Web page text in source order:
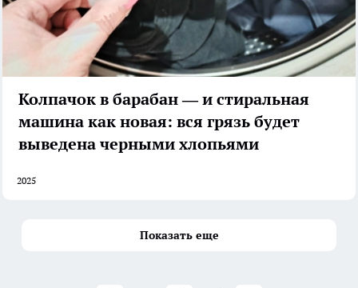
Колпачок в барабан — и стиральная
машина как новая: вся грязь будет
выведена черными хлопьями
2025
Показать еще